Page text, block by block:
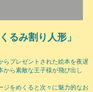
るみ割り人形」
らプレゼントされた絵本を夜遅
から素敵な王子様が飛び出し
ジをめくると次々に魅力的なお